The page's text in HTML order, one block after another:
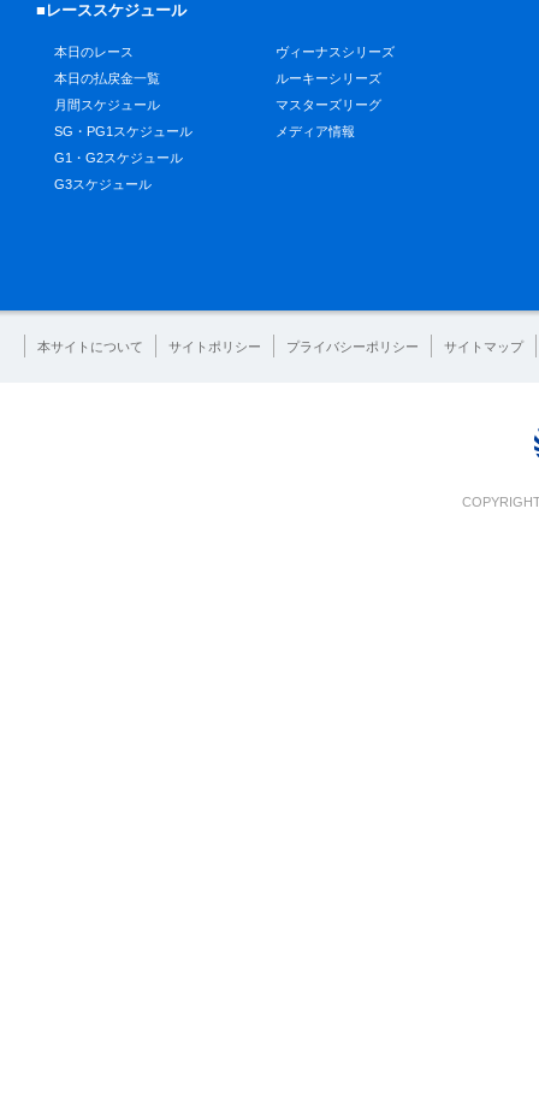
■レーススケジュール
本日のレース
本日の払戻金一覧
月間スケジュール
SG・PG1スケジュール
G1・G2スケジュール
G3スケジュール
ヴィーナスシリーズ
ルーキーシリーズ
マスターズリーグ
メディア情報
本サイトについて サイトポリシー プライバシーポリシー サイトマップ